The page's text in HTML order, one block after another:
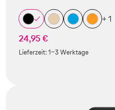
+ 1
24,95 €
Lieferzeit:1-3 Werktage